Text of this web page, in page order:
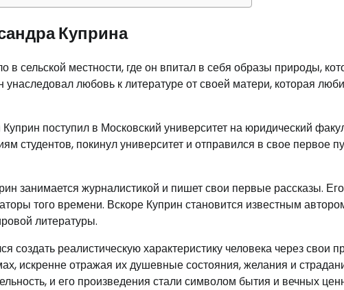
Куприна
в сельской местности, где он впитал в себя образы природы,
унаследовал любовь к литературе от своей матери, которая
поступил в Московский университет на юридический
студентов, покинул университет и отправился в свое первое
занимается журналистикой и пишет свои первые рассказы.
того времени. Вскоре Куприн становится известным
литературы.
создать реалистическую характеристику человека через свои
искренне отражая их душевные состояния, желания и
и его произведения стали символом бытия и вечных